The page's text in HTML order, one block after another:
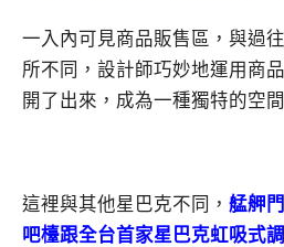
一入內可見商品販售區，與過
所不同，設計師巧妙地運用商
開了出來，成為一種獨特的空間
這裡與其他星巴克不同， 艋舺
吧檯跟全台首家星巴克虹吸式